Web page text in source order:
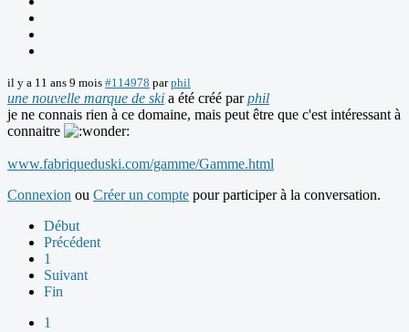
il y a 11 ans 9 mois #114978 parphil
une nouvelle marque de ski a été créé parphil
je ne connais rien à ce domaine, mais peut être que c'est intéressant à
connaitre
www.fabriqueduski.com/gamme/Gamme.html
Connexion ou Créer un compte pour participer à la conversation.
Début
Précédent
1
Suivant
Fin
1